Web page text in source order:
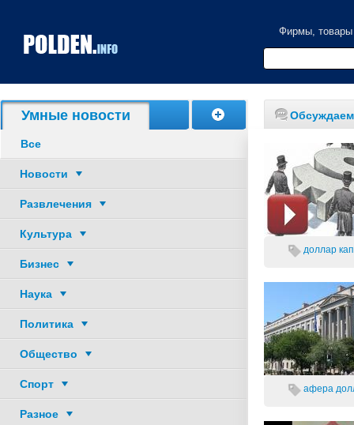
Фирмы, товары
Умные новости
Все
Новости
Развлечения
Культура
Бизнес
Наука
Политика
Общество
Спорт
Разное
Обсуждаем
доллар
афера